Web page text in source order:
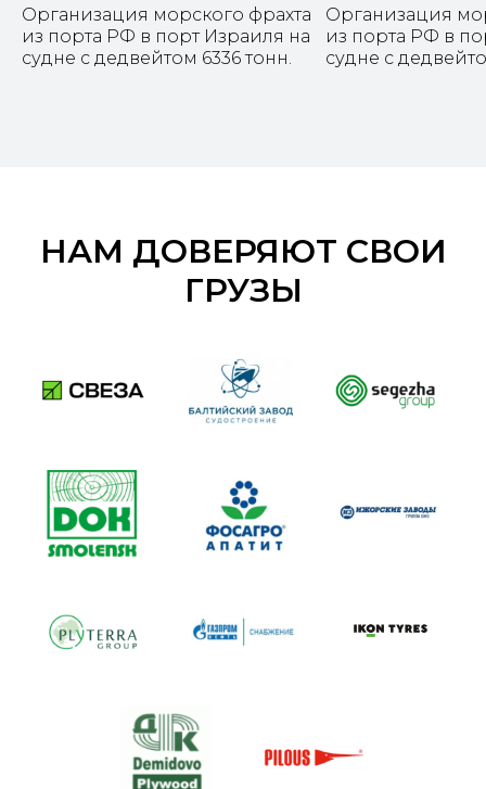
Организация морского фрахта
из порта РФ в порт Израиля на
судне с дедвейтом 6336 тонн.
Организация
из порта РФ в
судне с
НАМ ДОВЕРЯЮТ СВОИ
ГРУЗЫ